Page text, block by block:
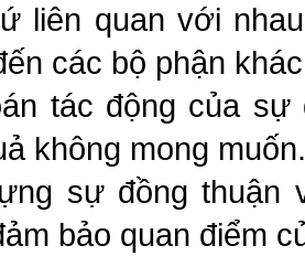
liên quan với
các bộ phận
tác động của
không mong muốn.
sự đồng thuận
bảo quan điểm